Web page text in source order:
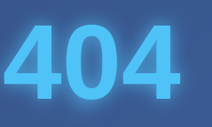
404